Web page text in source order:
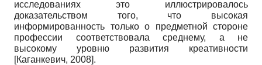
исследованиях это иллюстрировалось
доказательством того, что высокая
информированность только о предметной стороне
профессии соответствовала среднему, а не
высокому уровню развития креативности
[Каганкевич, 2008].